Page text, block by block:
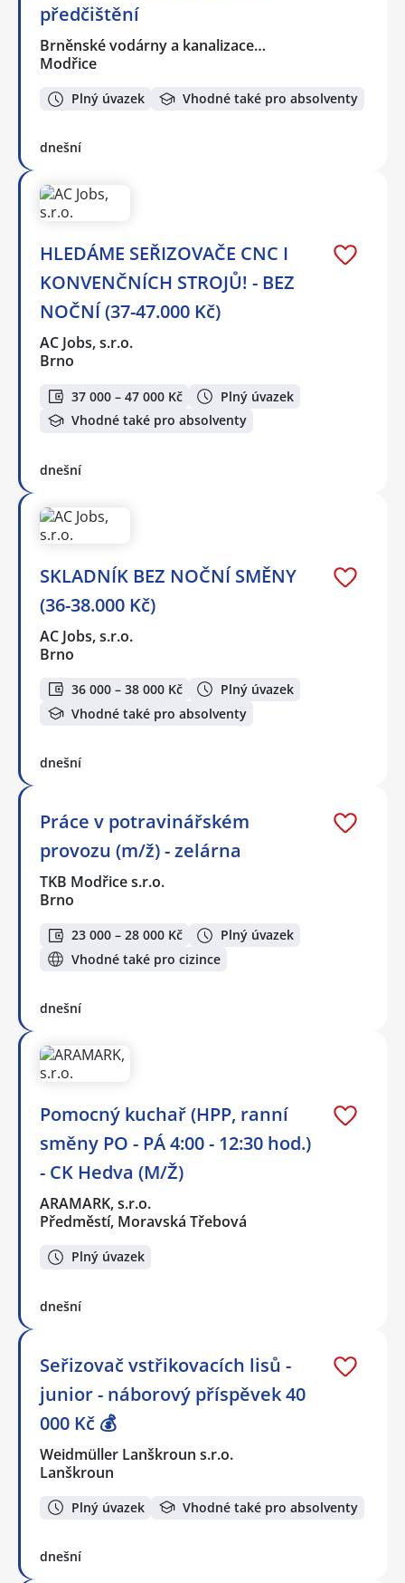
předčištění
Brněnské vodárny a kanalizace…
Modřice
Plný úvazek Vhodné také pro absolventy
dnešní
HLEDÁME SEŘIZOVAČE CNC I
KONVENČNÍCH STROJŮ! - BEZ
NOČNÍ (37-47.000 Kč)
AC Jobs, s.r.o.
Brno
37 000 – 47 000 Kč
Plný úvazek
Vhodné také pro absolventy
dnešní
SKLADNÍK BEZ NOČNÍ SMĚNY
(36-38.000 Kč)
AC Jobs, s.r.o.
Brno
36 000 – 38 000 Kč
Plný úvazek
Vhodné také pro absolventy
dnešní
Práce v potravinářském
provozu (m/ž) - zelárna
TKB Modřice s.r.o.
Brno
23 000 – 28 000 Kč
Plný úvazek
Vhodné také pro cizince
dnešní
Pomocný kuchař (HPP, ranní
směny PO - PÁ 4:00 - 12:30 hod.)
- CK Hedva (M/Ž)
ARAMARK, s.r.o.
Předměstí, Moravská Třebová
Plný úvazek
dnešní
Seřizovač vstřikovacích lisů -
junior - náborový příspěvek 40
000 Kč 💰
Weidmüller Lanškroun s.r.o.
Lanškroun
Plný úvazek Vhodné také pro absolventy
dnešní